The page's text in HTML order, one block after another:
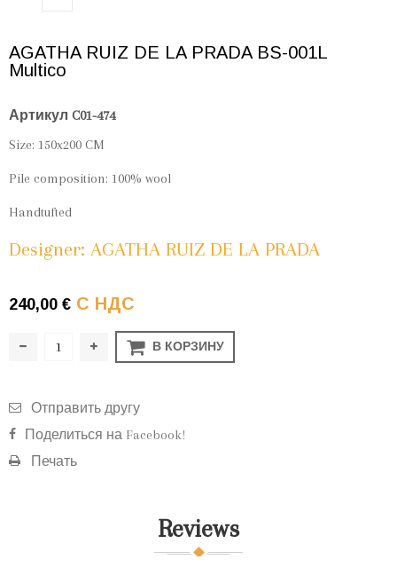
AGATHA RUIZ DE LA PRADA BS-001L
Multico
Артикул C01-474
Size: 150x200 CM
Pile composition: 100% wool
Handtufted
Designer: AGATHA RUIZ DE LA PRADA
240,00 € С НДС
В КОРЗИНУ
Отправить другу
Поделиться на Facebook!
Печать
Reviews